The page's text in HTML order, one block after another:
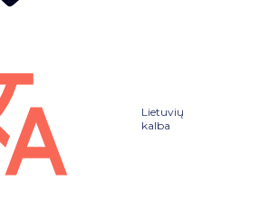
Lietuvių
kalba